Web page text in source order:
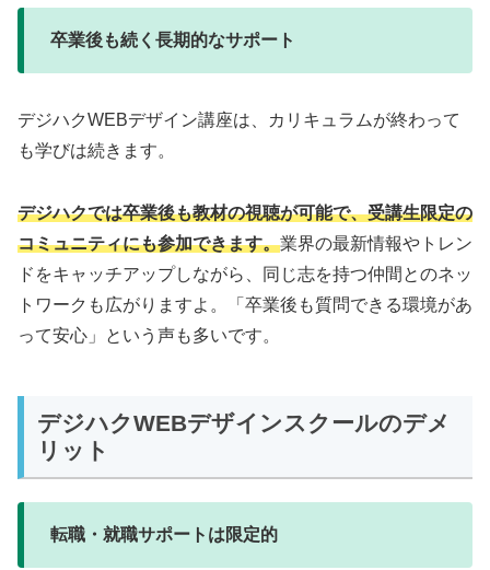
卒業後も続く長期的なサポート
デジハクWEBデザイン講座は、カリキュラムが終わって
も学びは続きます。
デジハクでは卒業後も教材の視聴が可能で、受講生限定の
コミュニティにも参加できます。業界の最新情報やトレン
ドをキャッチアップしながら、同じ志を持つ仲間とのネッ
トワークも広がりますよ。「卒業後も質問できる環境があ
って安心」という声も多いです。
デジハクWEBデザインスクールのデメ
リット
転職・就職サポートは限定的